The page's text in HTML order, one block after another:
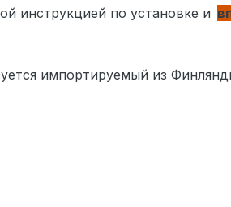
инструкцией по установке и
импортируемый из